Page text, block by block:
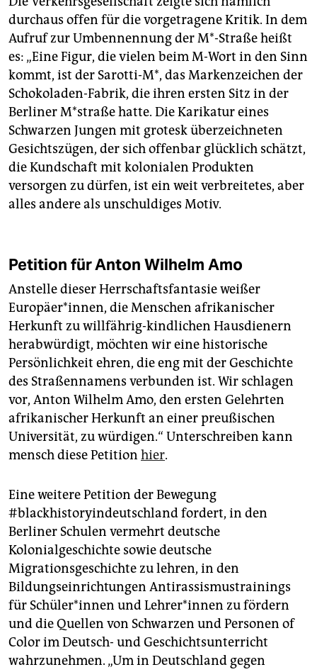
durchaus offen für die vorgetragene Kritik. In dem
Aufruf zur Umbennennung der M*-Straße heißt
es: „Eine Figur, die vielen beim M-Wort in den Sinn
kommt, ist der Sarotti-M*, das Markenzeichen der
Schokoladen-Fabrik, die ihren ersten Sitz in der
Berliner M*straße hatte. Die Karikatur eines
Schwarzen Jungen mit grotesk überzeichneten
Gesichtszügen, der sich offenbar glücklich schätzt,
die Kundschaft mit kolonialen Produkten
versorgen zu dürfen, ist ein weit verbreitetes, aber
alles andere als unschuldiges Motiv.
Petition für Anton Wilhelm Amo
Anstelle dieser Herrschaftsfantasie weißer
Europäer*innen, die Menschen afrikanischer
Herkunft zu willfährig-kindlichen Hausdienern
herabwürdigt, möchten wir eine historische
Persönlichkeit ehren, die eng mit der Geschichte
des Straßennamens verbunden ist. Wir schlagen
vor, Anton Wilhelm Amo, den ersten Gelehrten
afrikanischer Herkunft an einer preußischen
Universität, zu würdigen.“ Unterschreiben kann
mensch diese Petition hier.
Eine weitere Petition der Bewegung
#blackhistoryindeutschland fordert, in den
Berliner Schulen vermehrt deutsche
Kolonialgeschichte sowie deutsche
Migrationsgeschichte zu lehren, in den
Bildungseinrichtungen Antirassismustrainings
für Schüler*innen und Lehrer*innen zu fördern
und die Quellen von Schwarzen und Personen of
Color im Deutsch- und Geschichtsunterricht
wahrzunehmen. „Um in Deutschland gegen